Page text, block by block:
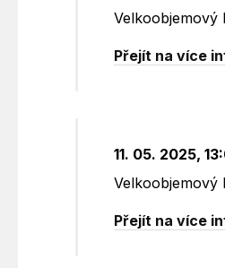
Velkoobjemový
Přejít na více
11. 05. 2025,
Velkoobjemový
Přejít na více